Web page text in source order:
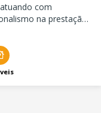
com
na prestação
e terrenos.